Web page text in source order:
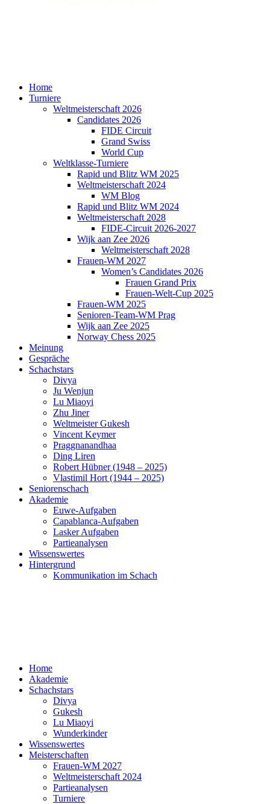
Home
Turniere
Weltmeisterschaft 2026
Candidates 2026
FIDE Circuit
Grand Swiss
World Cup
Weltklasse-Turniere
Rapid und Blitz WM 2025
Weltmeisterschaft 2024
WM Blog
Rapid und Blitz WM 2024
Weltmeisterschaft 2028
FIDE-Circuit 2026-2027
Wijk aan Zee 2026
Weltmeisterschaft 2028
Frauen-WM 2027
Women’s Candidates 2026
Frauen Grand Prix
Frauen-Welt-Cup 2025
Frauen-WM 2025
Senioren-Team-WM Prag
Wijk aan Zee 2025
Norway Chess 2025
Meinung
Gespräche
Schachstars
Divya
Ju Wenjun
Lu Miaoyi
Zhu Jiner
Weltmeister Gukesh
Vincent Keymer
Praggnanandhaa
Ding Liren
Robert Hübner (1948 – 2025)
Vlastimil Hort (1944 – 2025)
Seniorenschach
Akademie
Euwe-Aufgaben
Capablanca-Aufgaben
Lasker Aufgaben
Partieanalysen
Wissenswertes
Hintergrund
Kommunikation im Schach
Home
Akademie
Schachstars
Divya
Gukesh
Lu Miaoyi
Wunderkinder
Wissenswertes
Meisterschaften
Frauen-WM 2027
Weltmeisterschaft 2024
Partieanalysen
Turniere